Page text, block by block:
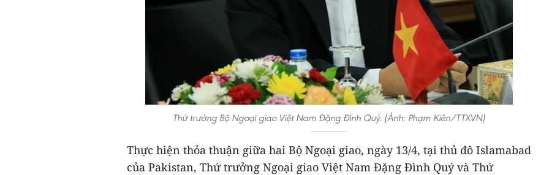
Thứ trưởng Bộ Ngoại giao Việt Nam Đặng Đình Quý. (Ảnh: Phạm Kiên/TTXVN)
Thực hiện thỏa thuận giữa hai Bộ Ngoại giao, ngày 13/4, tại thủ đô Islamabad
của Pakistan, Thứ trưởng Ngoại giao Việt Nam Đặng Đình Quý và Thứ